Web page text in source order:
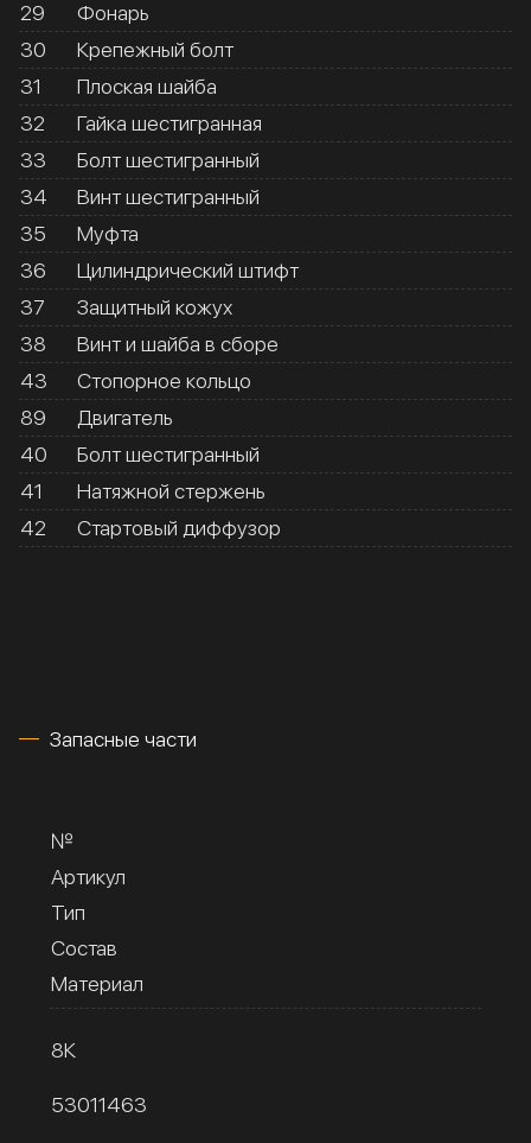
29
Фонарь
30
Крепежный болт
31
Плоская шайба
32
Гайка шестигранная
33
Болт шестигранный
34
Винт шестигранный
35
Муфта
36
Цилиндрический штифт
37
Защитный кожух
38
Винт и шайба в сборе
43
Стопорное кольцо
89
Двигатель
40
Болт шестигранный
41
Натяжной стержень
42
Стартовый диффузор
Запасные части
№
Артикул
Тип
Состав
Материал
8К
53011463